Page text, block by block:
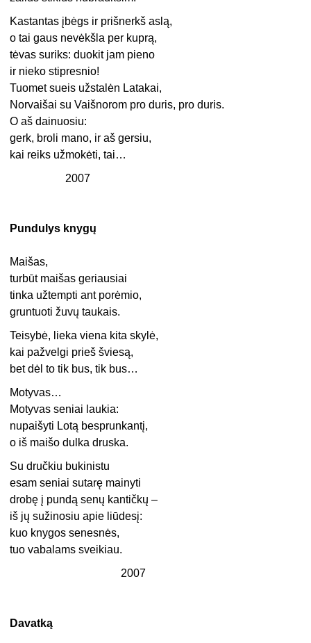
Kastantas įbėgs ir prišnerkš aslą,
o tai gaus nevėkšla per kuprą,
tėvas suriks: duokit jam pieno
ir nieko stipresnio!
Tuomet sueis užstalėn Latakai,
Norvaišai su Vaišnorom pro duris, pro duris.
O aš dainuosiu:
gerk, broli mano, ir aš gersiu,
kai reiks užmokėti, tai…
2007
Pundulys knygų
Maišas,
turbūt maišas geriausiai
tinka užtempti ant porėmio,
gruntuoti žuvų taukais.
Teisybė, lieka viena kita skylė,
kai pažvelgi prieš šviesą,
bet dėl to tik bus, tik bus…
Motyvas…
Motyvas seniai laukia:
nupaišyti Lotą besprunkantį,
o iš maišo dulka druska.
Su dručkiu bukinistu
esam seniai sutarę mainyti
drobę į pundą senų kantičkų –
iš jų sužinosiu apie liūdesį:
kuo knygos senesnės,
tuo vabalams sveikiau.
2007
Davatką